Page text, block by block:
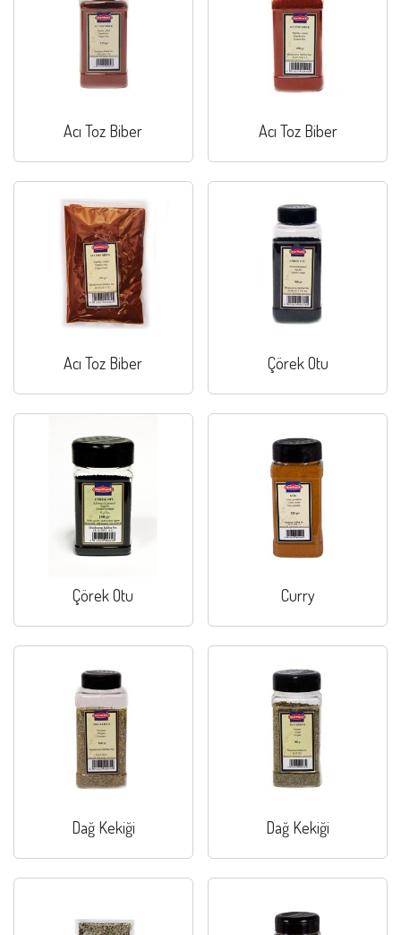
Acı Toz Biber Acı Toz Biber
Acı Toz Biber Çörek Otu
Çörek Otu Curry
Dağ Kekiği Dağ Kekiği